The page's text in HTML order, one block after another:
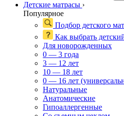
Детские матрасы ›
Популярное
Подбор детского
Как выбрать
Для новорожденных
0 — 3 года
3 — 12 лет
10 — 18 лет
0 — 16 лет
Натуральные
Анатомические
Гипоаллергенные